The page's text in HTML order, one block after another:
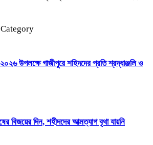
উপলক্ষে গাজীপুরে শহিদদের প্রতি শ্রদ্ধাঞ্জলি ও
বিজয়ের দিন, শহীদদের আত্মত্যাগ বৃথা যায়নি